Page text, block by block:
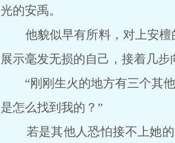
光的安禹。
他貌似早有所料，对上安檀
展示毫发无损的自己，接着几步
“刚刚生火的地方有三个其他
是怎么找到我的？”
若是其他人恐怕接不上她的